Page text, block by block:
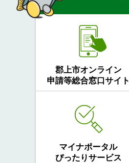
郡上市オンライン
申請等総合窓口サイト
マイナポータル
ぴったりサービス